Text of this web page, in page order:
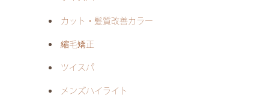
カット・髪質改善カラー
縮毛矯正
ツイスパ
メンズハイライト